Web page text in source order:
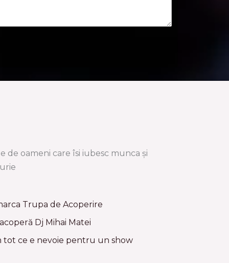
de oameni care îsi iubesc munca și
Trupa de Acoperire
Dj Mihai Matei
tot ce e nevoie pentru un show